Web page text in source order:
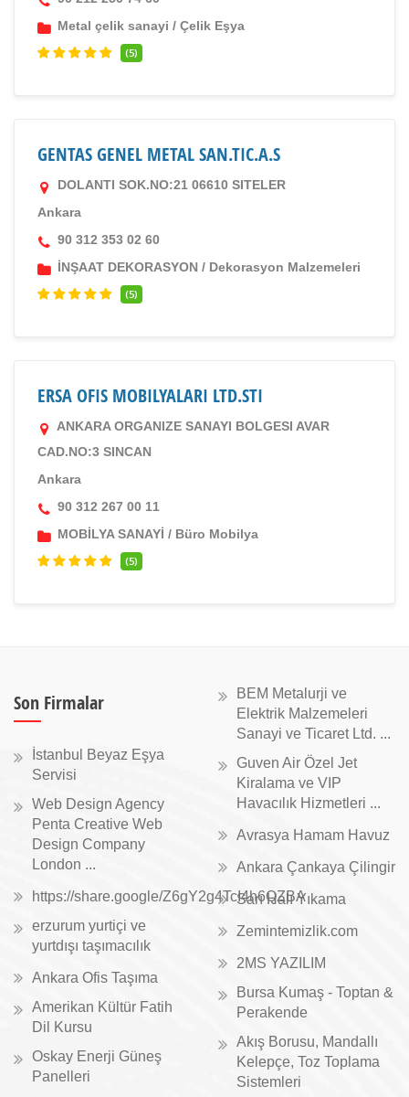
Metal çelik sanayi / Çelik Eşya
(5)
GENTAS GENEL METAL SAN.TIC.A.S
DOLANTI SOK.NO:21 06610 SITELER
Ankara
90 312 353 02 60
İNŞAAT DEKORASYON / Dekorasyon Malzemeleri
(5)
ERSA OFIS MOBILYALARI LTD.STI
ANKARA ORGANIZE SANAYI BOLGESI AVAR
CAD.NO:3 SINCAN
Ankara
90 312 267 00 11
MOBİLYA SANAYİ / Büro Mobilya
(5)
Son Firmalar
İstanbul Beyaz Eşya
Servisi
Web Design Agency
Penta Creative Web
Design Company
London ...
https://share.google/Z6gY2g4TcI4h6QZBA
erzurum yurtiçi ve
yurtdışı taşımacılık
Ankara Ofis Taşıma
Amerikan Kültür Fatih
Dil Kursu
Oskay Enerji Güneş
Panelleri
BEM Metalurji ve
Elektrik Malzemeleri
Sanayi ve Ticaret Ltd. ...
Guven Air Özel Jet
Kiralama ve VIP
Havacılık Hizmetleri ...
Avrasya Hamam Havuz
Ankara Çankaya Çilingir
Sarı Halı Yıkama
Zemintemizlik.com
2MS YAZILIM
Bursa Kumaş - Toptan &
Perakende
Akış Borusu, Mandallı
Kelepçe, Toz Toplama
Sistemleri